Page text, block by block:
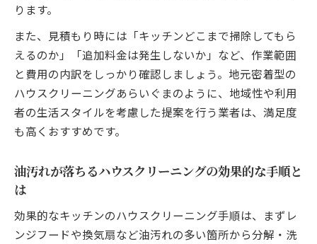
作業範囲で見るキッチンクリーニングの実態
ハウスクリーニングで対応できるキッチン
の作業範囲
キッチンクリーニングのハウスクリーニン
グ範囲を解説
排水溝やレンジフードもハウスクリーニン
グで安心清掃
ツの詳細
違いとは
信頼とコスト重視で業者を見極めるコツ
ります。
また、見積もり時には「キッチンどこまで掃除してもら
えるのか」「追加料金は発生しないか」など、作業範囲
と費用の内訳をしっかり確認しましょう。地元密着型の
ハウスクリーニングあらいぐまのように、地域性や利用
者の生活スタイルを考慮した提案を行う業者は、満足度
も高くおすすめです。
油汚れが落ちるハウスクリーニングの効果的な手順と
は
効果的なキッチンのハウスクリーニング手順は、まずレ
ンジフードや換気扇など油汚れの多い箇所から分解・洗